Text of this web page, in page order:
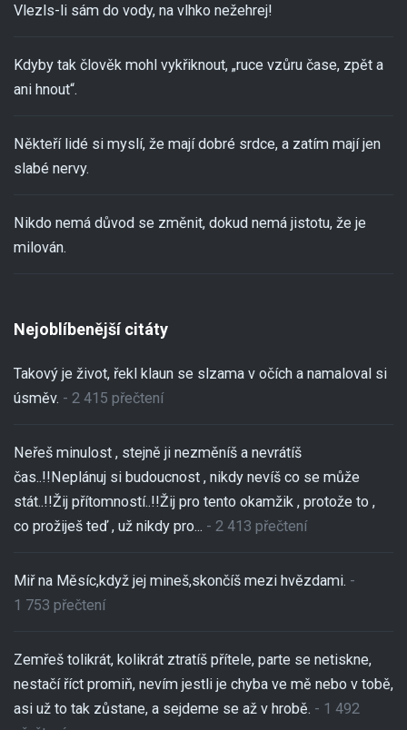
Vlezls-li sám do vody, na vlhko nežehrej!
Kdyby tak člověk mohl vykřiknout, „ruce vzůru čase, zpět a
ani hnout“.
Někteří lidé si myslí, že mají dobré srdce, a zatím mají jen
slabé nervy.
Nikdo nemá důvod se změnit, dokud nemá jistotu, že je
milován.
Nejoblíbenější citáty
Takový je život, řekl klaun se slzama v očích a namaloval si
úsměv. - 2 415 přečtení
Neřeš minulost , stejně ji nezměníš a nevrátíš
čas..!!Neplánuj si budoucnost , nikdy nevíš co se může
stát..!!Žij přítomností..!!Žij pro tento okamžik , protože to ,
co prožiješ teď , už nikdy pro... - 2 413 přečtení
Miř na Měsíc,když jej mineš,skončíš mezi hvězdami. -
1 753 přečtení
Zemřeš tolikrát, kolikrát ztratíš přítele, parte se netiskne,
nestačí říct promiň, nevím jestli je chyba ve mě nebo v tobě,
asi už to tak zůstane, a sejdeme se až v hrobě. - 1 492